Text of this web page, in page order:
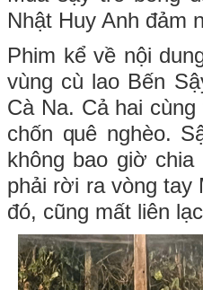
Nhật Huy Anh đảm
Phim kể về nội
vùng cù lao Bến
Cà Na. Cả hai
chốn quê nghèo.
không bao giờ
phải rời ra vòng tay
đó, cũng mất liên